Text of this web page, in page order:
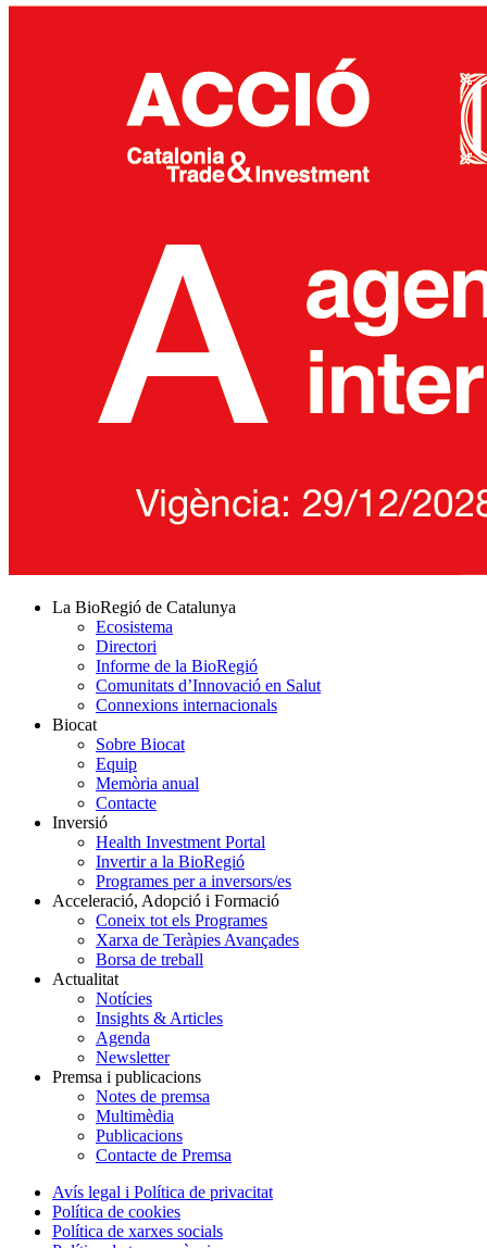
La BioRegió de Catalunya
Ecosistema
Directori
Informe de la BioRegió
Comunitats d’Innovació en Salut
Connexions internacionals
Biocat
Sobre Biocat
Equip
Memòria anual
Contacte
Inversió
Health Investment Portal
Invertir a la BioRegió
Programes per a inversors/es
Acceleració, Adopció i Formació
Coneix tot els Programes
Xarxa de Teràpies Avançades
Borsa de treball
Actualitat
Notícies
Insights & Articles
Agenda
Newsletter
Premsa i publicacions
Notes de premsa
Multimèdia
Publicacions
Contacte de Premsa
Avís legal i Política de privacitat
Política de cookies
Política de xarxes socials